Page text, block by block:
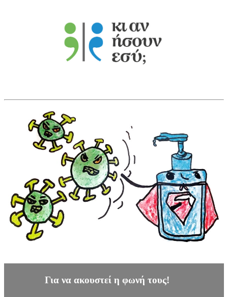
Για να ακουστεί η φωνή τους!